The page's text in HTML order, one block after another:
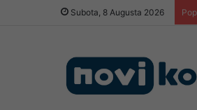
Subota, 8 Augusta 2026